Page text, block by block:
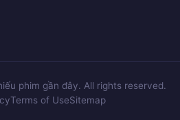
phim gần đây. All rights reserved.
Terms of UseSitemap